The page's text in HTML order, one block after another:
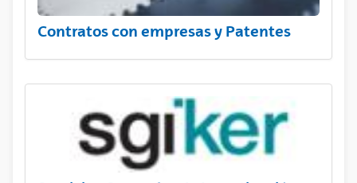
Contratos con empresas y Patentes